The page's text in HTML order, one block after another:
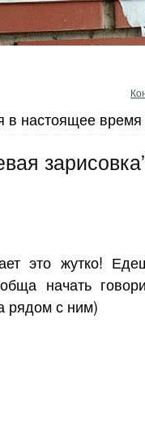
в настоящее
это жутко!
начать
рядом с ним)